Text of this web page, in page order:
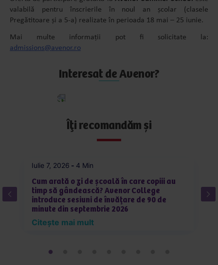
valabilă pentru înscrierile în noul an școlar (clasele
Pregătitoare și a 5-a) realizate în perioada 18 mai – 25 iunie.
Mai multe informații pot fi solicitate la:
admissions@avenor.ro
Interesat de Avenor?
Aplică
Îți recomandăm și
Iulie 7, 2026 - 4 Min
Cum arată o zi de școală în care copiii au
timp să gândească? Avenor College
introduce sesiuni de învățare de 90 de
minute din septembrie 2026
Citește mai mult